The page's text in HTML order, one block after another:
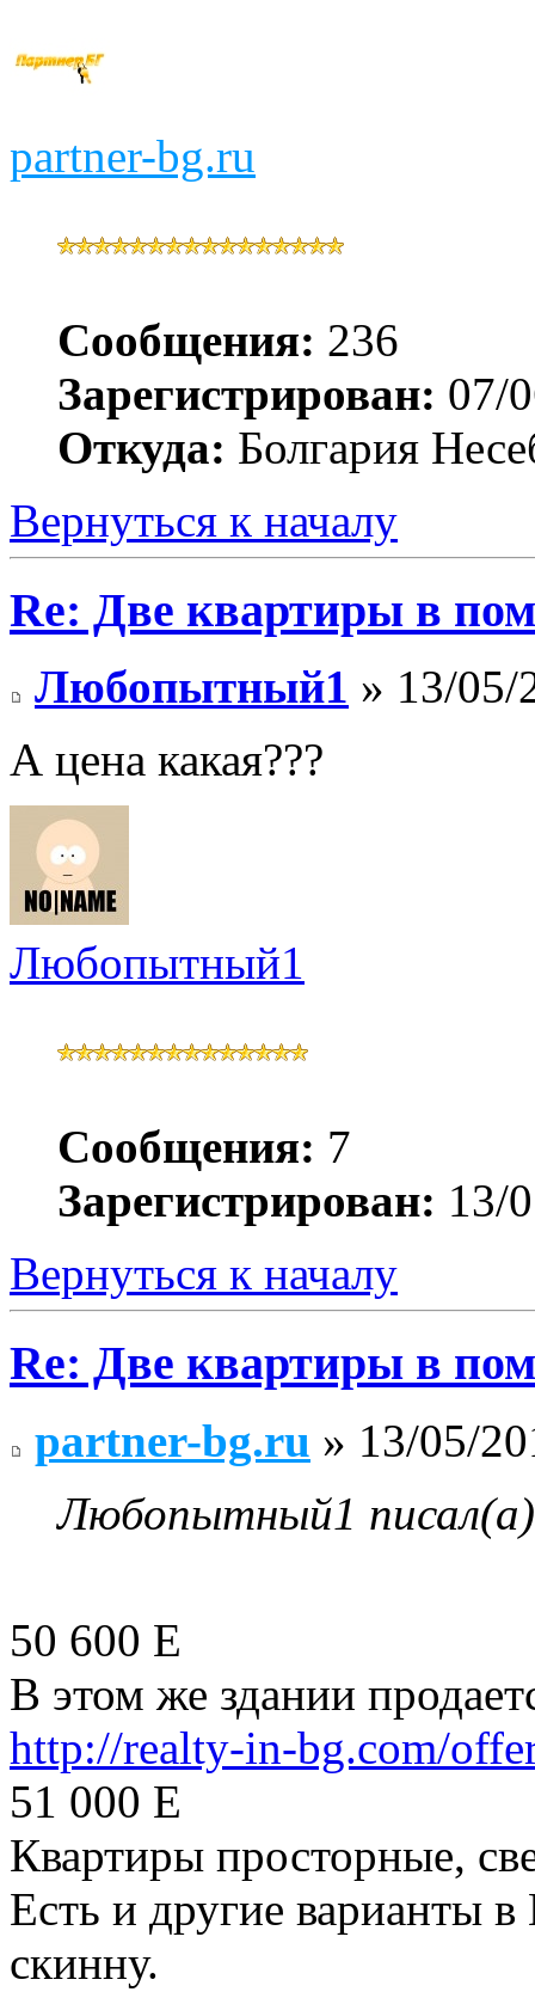
partner-bg.ru
Сообщения: 236
Зарегистрирован: 07/
Откуда: Болгария
Вернуться к началу
Re: Две квартиры в
Любопытный1 » 13/05/
А цена какая???
Любопытный1
Сообщения: 7
Зарегистрирован: 13/
Вернуться к началу
Re: Две квартиры в
partner-bg.ru » 13/05/
Любопытный1
50 600 E
В этом же здании
http://realty-in-bg.com/
51 000 Е
Квартиры просторные,
Есть и другие варианты
скинну.